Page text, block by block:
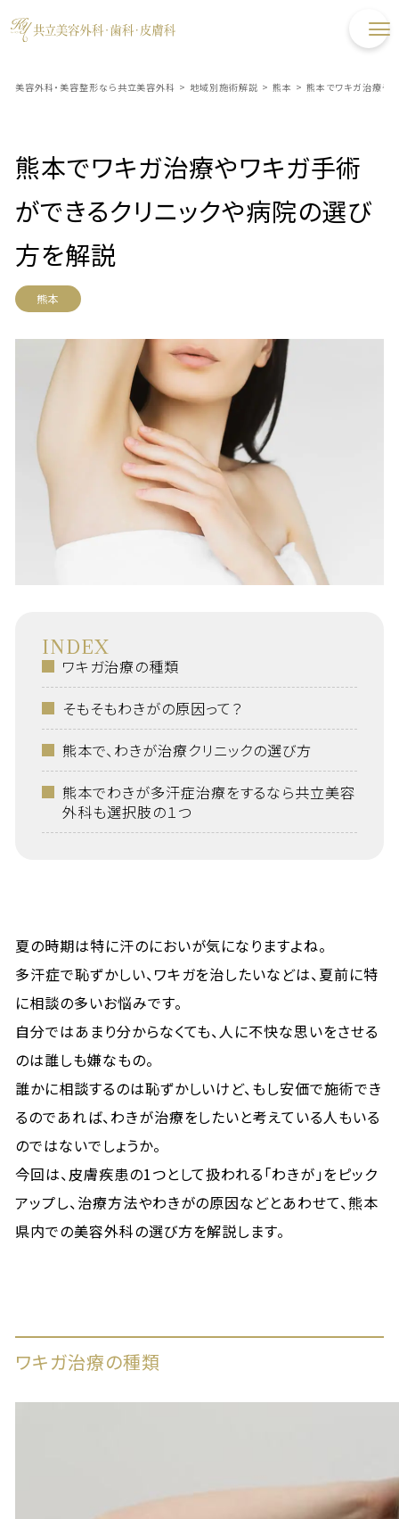
美容外科・美容整形なら共立美容外科 > 地域別施術解説 > 熊本 > 熊本でワキガ治療や
熊本でワキガ治療やワキガ手術
ができるクリニックや病院の選び
方を解説
熊本
INDEX
ワキガ治療の種類
そもそもわきがの原因って？
熊本で、わきが治療クリニックの選び方
熊本でわきが多汗症治療をするなら共立美容
外科も選択肢の１つ
夏の時期は特に汗のにおいが気になりますよね。
多汗症で恥ずかしい、ワキガを治したいなどは、夏前に特
に相談の多いお悩みです。
自分ではあまり分からなくても、人に不快な思いをさせる
のは誰しも嫌なもの。
誰かに相談するのは恥ずかしいけど、もし安価で施術でき
るのであれば、わきが治療をしたいと考えている人もいる
のではないでしょうか。
今回は、皮膚疾患の1つとして扱われる「わきが」をピック
アップし、治療方法やわきがの原因などとあわせて、熊本
県内での美容外科の選び方を解説します。
ワキガ治療の種類